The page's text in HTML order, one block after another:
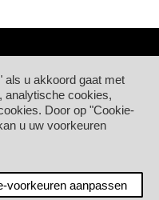
als u akkoord gaat met
analytische cookies,
Door op "Cookie-
u uw voorkeuren
voorkeuren aanpassen